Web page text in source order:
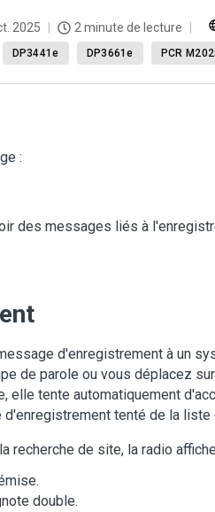
2025 2 minute de lecture
DP3441e DP3661e PCR
:
des messages liés à
d'enregistrement à un
de parole ou vous déplacez
elle tente automatiquement
tenté de la liste
recherche de site, la radio
double.